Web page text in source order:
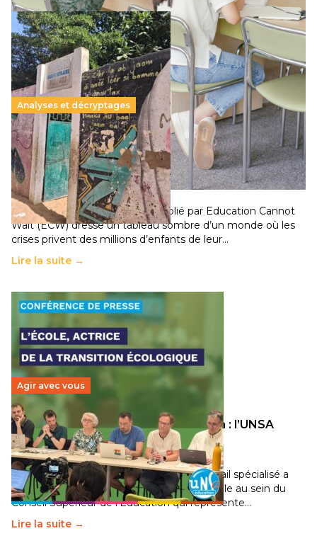
Analyses et décryptages
258 millions d’enfants victimes de la guerre, des
chocs climatiques et des déplacements de
population
11 juillet 2026- National
Un nouveau rapport mondial publié par Education Cannot
Wait (ECW) dresse un tableau sombre d’un monde où les
crises privent des millions d’enfants de leur…
Lire la suite →
Agir avec vous
Transition écologique de l’éducation : l’UNSA
Éducation fait bouger les lignes
30 juin 2026-National
Pendant plusieurs mois, un groupe de travail spécialisé a
travaillé sur la transition écologique de l’Ecole au sein du
Conseil Supérieur de l’Éducation qui représente…
Lire la suite →